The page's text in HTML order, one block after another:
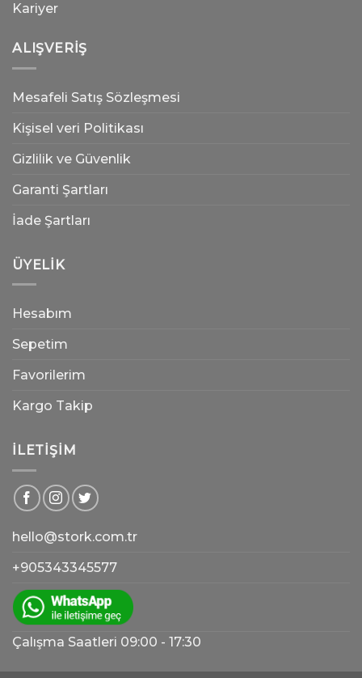
Kariyer
ALIŞVERIŞ
Mesafeli Satış Sözleşmesi
Kişisel veri Politikası
Gizlilik ve Güvenlik
Garanti Şartları
İade Şartları
ÜYELIK
Hesabım
Sepetim
Favorilerim
Kargo Takip
İLETIŞIM
hello@stork.com.tr
+905343345577
Çalışma Saatleri 09:00 - 17:30